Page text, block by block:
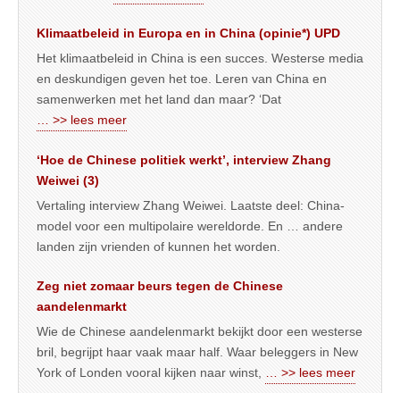
Klimaatbeleid in Europa en in China (opinie*) UPD
Het klimaatbeleid in China is een succes. Westerse media
en deskundigen geven het toe. Leren van China en
samenwerken met het land dan maar? ‘Dat
… >> lees meer
‘Hoe de Chinese politiek werkt’, interview Zhang
Weiwei (3)
Vertaling interview Zhang Weiwei. Laatste deel: China-
model voor een multipolaire wereldorde. En … andere
landen zijn vrienden of kunnen het worden.
Zeg niet zomaar beurs tegen de Chinese
aandelenmarkt
Wie de Chinese aandelenmarkt bekijkt door een westerse
bril, begrijpt haar vaak maar half. Waar beleggers in New
York of Londen vooral kijken naar winst,
… >> lees meer